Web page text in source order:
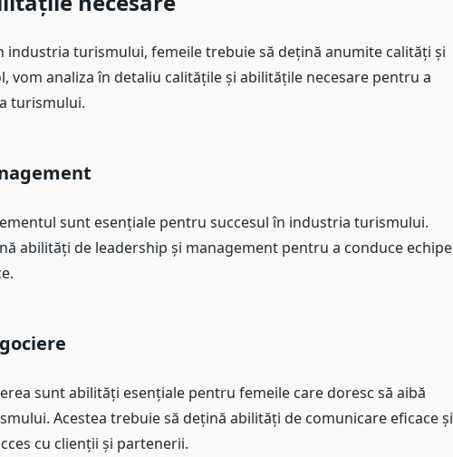
industria turismului, femeile trebuie să dețină anumite calități și
vom analiza în detaliu calitățile și abilitățile necesare pentru a
turismului.
sunt esențiale pentru succesul în industria turismului.
abilități de leadership și management pentru a conduce echipe
sunt abilități esențiale pentru femeile care doresc să aibă
Acestea trebuie să dețină abilități de comunicare eficace și
cu clienții și partenerii.